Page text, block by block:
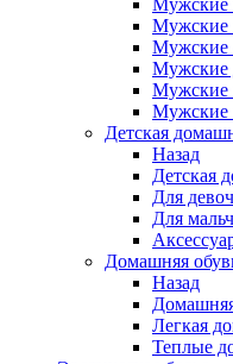
Мужские
Мужские
Мужские
Мужские
Мужские
Детская
Назад
Детская
Для
Для
Домашняя
Назад
Легкая
Теплые